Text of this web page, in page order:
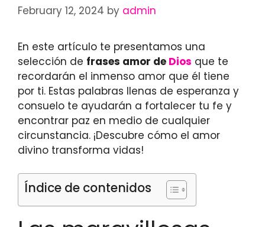
February 12, 2024 by admin
En este artículo te presentamos una
selección de frases amor de Dios que te
recordarán el inmenso amor que él tiene
por ti. Estas palabras llenas de esperanza y
consuelo te ayudarán a fortalecer tu fe y
encontrar paz en medio de cualquier
circunstancia. ¡Descubre cómo el amor
divino transforma vidas!
Índice de contenidos